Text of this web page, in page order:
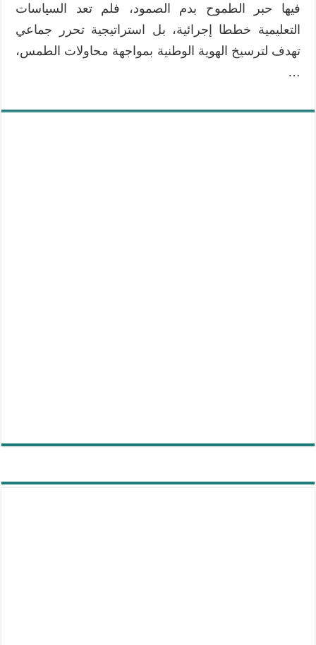
فيها حبر الطموح بدم الصمود، فلم تعد السياسات
التعليمية خططا إجرائية، بل استراتيجية تحرر جماعي
تهدف لترسيخ الهوية الوطنية بمواجهة محاولات الطمس،
…